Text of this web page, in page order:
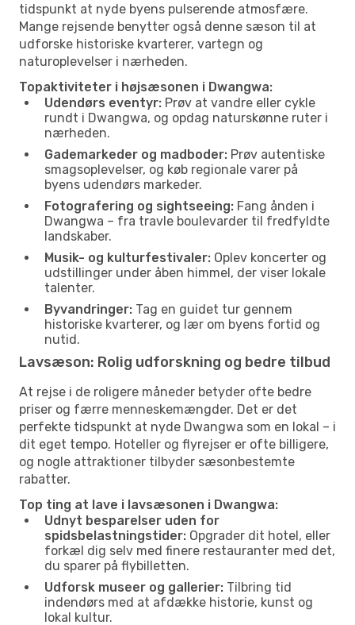
tidspunkt at nyde byens pulserende atmosfære.
Mange rejsende benytter også denne sæson til at
udforske historiske kvarterer, vartegn og
naturoplevelser i nærheden.
Topaktiviteter i højsæsonen i Dwangwa:
Udendørs eventyr: Prøv at vandre eller cykle
rundt i Dwangwa, og opdag naturskønne ruter i
nærheden.
Gademarkeder og madboder: Prøv autentiske
smagsoplevelser, og køb regionale varer på
byens udendørs markeder.
Fotografering og sightseeing: Fang ånden i
Dwangwa – fra travle boulevarder til fredfyldte
landskaber.
Musik- og kulturfestivaler: Oplev koncerter og
udstillinger under åben himmel, der viser lokale
talenter.
Byvandringer: Tag en guidet tur gennem
historiske kvarterer, og lær om byens fortid og
nutid.
Lavsæson: Rolig udforskning og bedre tilbud
At rejse i de roligere måneder betyder ofte bedre
priser og færre menneskemængder. Det er det
perfekte tidspunkt at nyde Dwangwa som en lokal – i
dit eget tempo. Hoteller og flyrejser er ofte billigere,
og nogle attraktioner tilbyder sæsonbestemte
rabatter.
Top ting at lave i lavsæsonen i Dwangwa:
Udnyt besparelser uden for
spidsbelastningstider: Opgrader dit hotel, eller
forkæl dig selv med finere restauranter med det,
du sparer på flybilletten.
Udforsk museer og gallerier: Tilbring tid
indendørs med at afdække historie, kunst og
lokal kultur.